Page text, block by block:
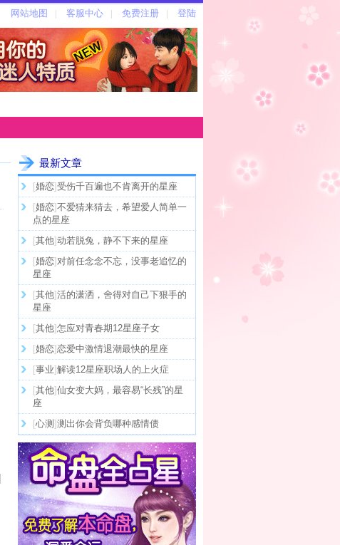
最新文章
[婚恋]受伤千百遍也不肯离开的星座
[婚恋]不爱猜来猜去，希望爱人简单一
点的星座
[其他]动若脱兔，静不下来的星座
[婚恋]对前任念念不忘，没事老追忆的
星座
[其他]活的潇洒，舍得对自己下狠手的
星座
[其他]怎应对青春期12星座子女
[婚恋]恋爱中激情退潮最快的星座
[事业]解读12星座职场人的上火症
[其他]仙女变大妈，最容易“长残”的星
座
[心测 ]测出你会背负哪种感情债